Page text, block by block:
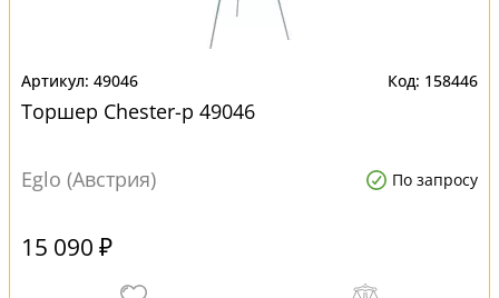
49046 158446
Торшер Chester-p 49046
Eglo (Австрия) По запросу
15 090 ₽